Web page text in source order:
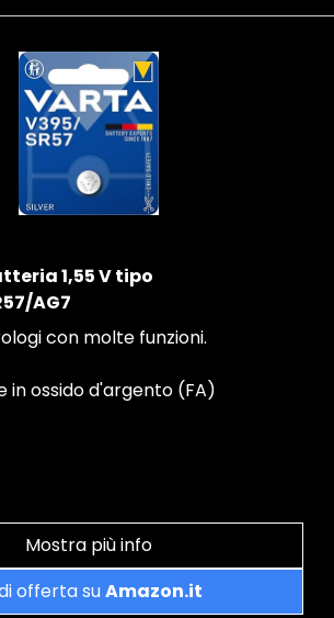
1,55 V tipo
AG7
con molte funzioni.
in ossido d'argento (FA)
Mostra più info
offerta suAmazon.it